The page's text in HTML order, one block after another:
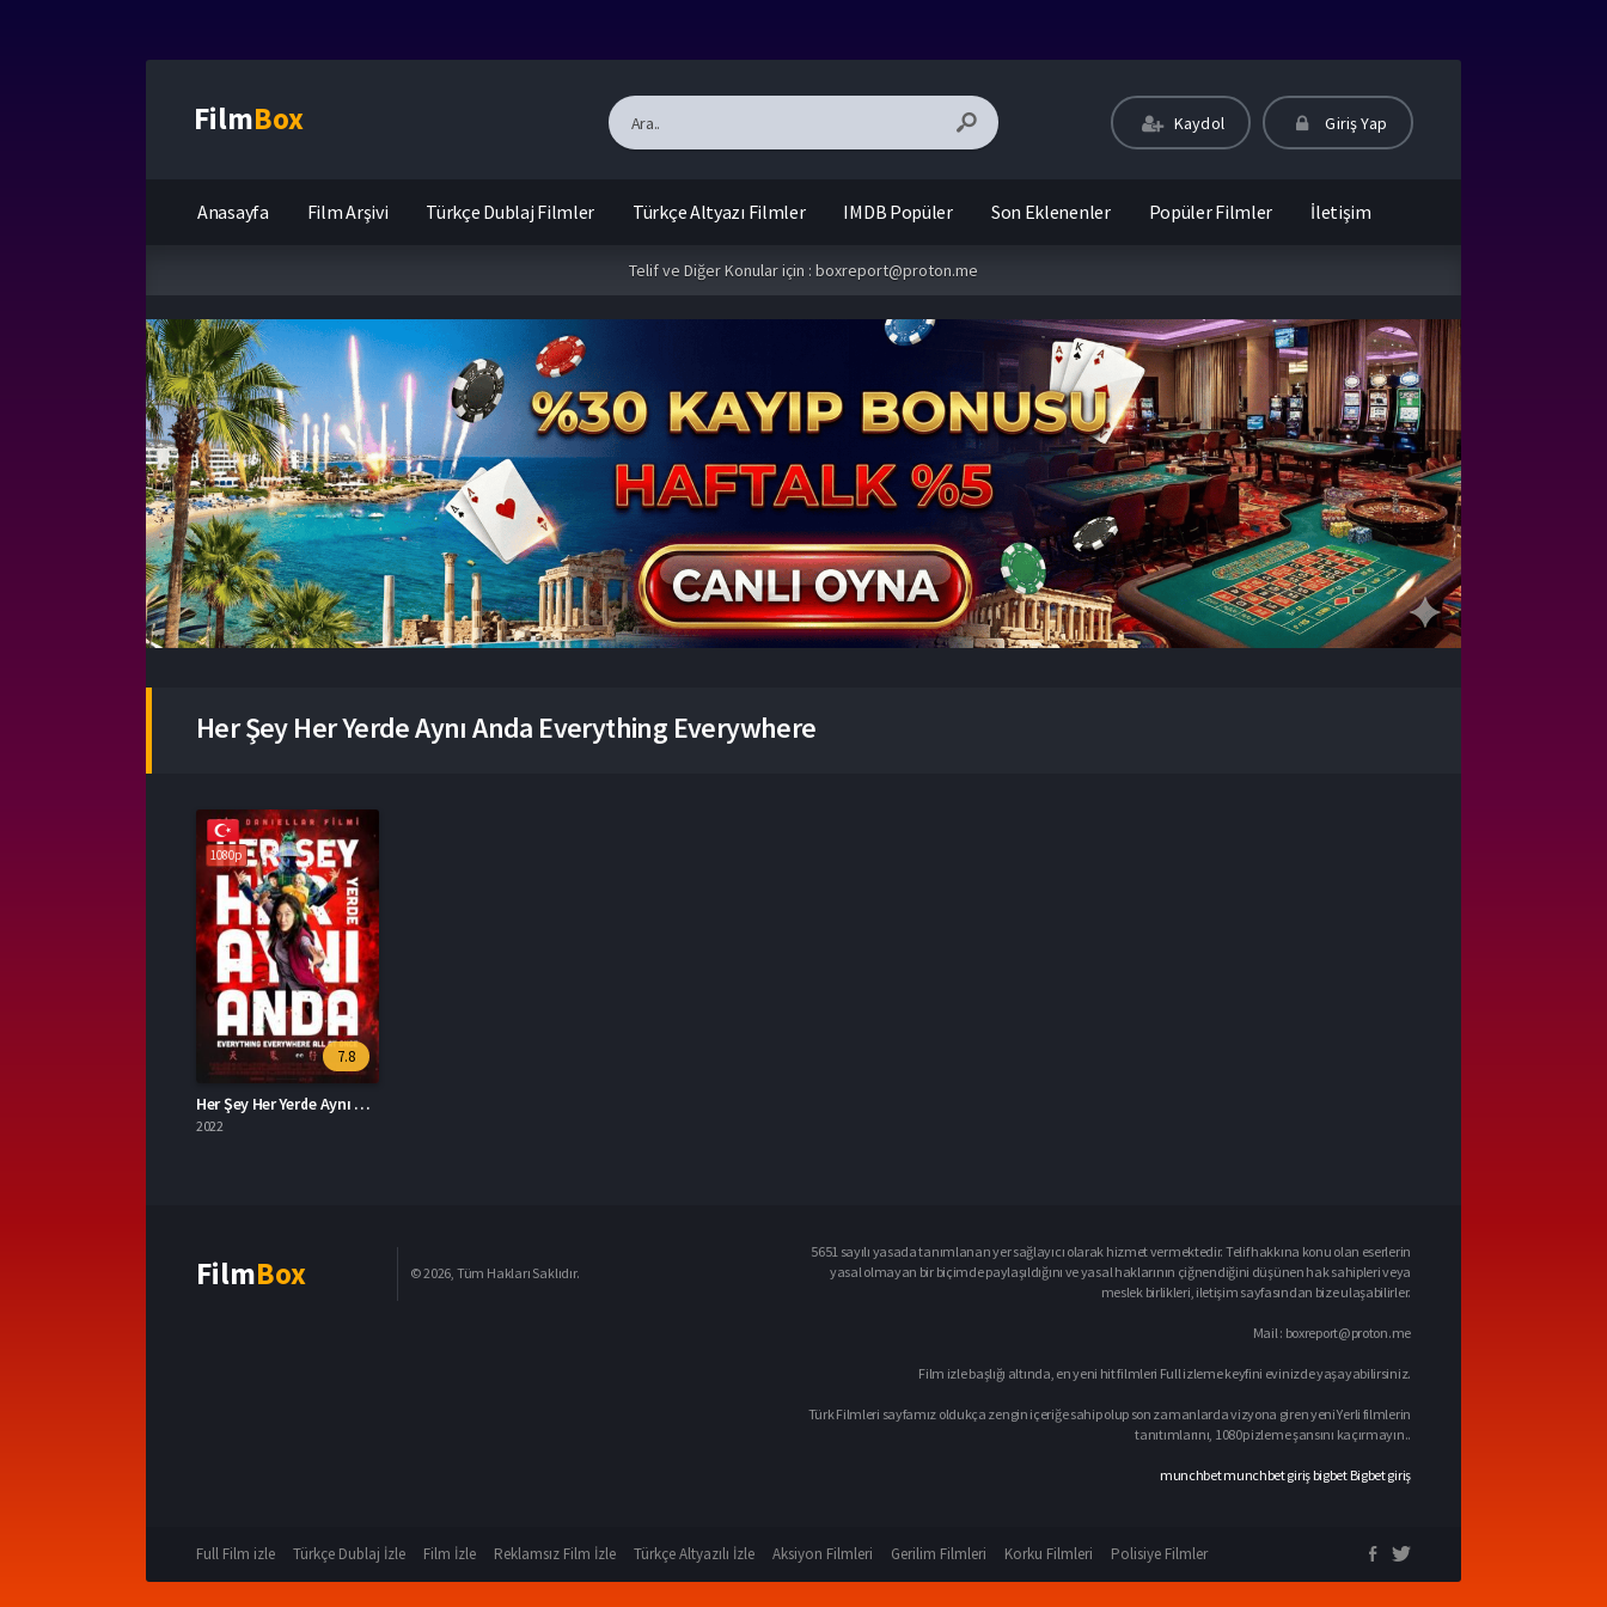
FilmBox Kaydol Giriş Yap
Anasayfa Film Arşivi Türkçe Dublaj Filmler Türkçe Altyazı Filmler IMDB Popüler Son Eklenenler Popüler Filmler İletişim
Telif ve Diğer Konular için : boxreport@proton.me
Her Şey Her Yerde Aynı Anda Everything Everywhere
1080p
7.8
Her Şey Her Yerde Aynı Anda 2022 – Everything Everywhere All at Once 1080p Turkce Dublaj izle
2022
FilmBox © 2026, Tüm Hakları Saklıdır.
5651 sayılı yasada tanımlanan yer sağlayıcı olarak hizmet vermektedir. Telif hakkına konu olan eserlerin
yasal olmayan bir biçimde paylaşıldığını ve yasal haklarının çiğnendiğini düşünen hak sahipleri veya
meslek birlikleri, iletişim sayfasından bize ulaşabilirler.
Mail : boxreport@proton.me
Film izle başlığı altında, en yeni hit filmleri Full izleme keyfini evinizde yaşayabilirsiniz.
Türk Filmleri sayfamız oldukça zengin içeriğe sahip olup son zamanlarda vizyona giren yeni Yerli filmlerin
tanıtımlarını, 1080p izleme şansını kaçırmayın..
munchbetmunchbet giriş bigbet Bigbet giriş
Full Film izle Türkçe Dublaj İzle Film İzle Reklamsız Film İzle Türkçe Altyazılı İzle Aksiyon Filmleri Gerilim Filmleri Korku Filmleri Polisiye Filmler